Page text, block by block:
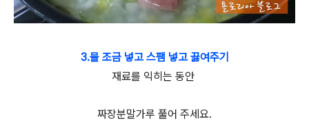
3.물 조금 넣고 스팸 넣고 끓여주기
재료를 익히는 동안
짜장분말가루 풀어 주세요.